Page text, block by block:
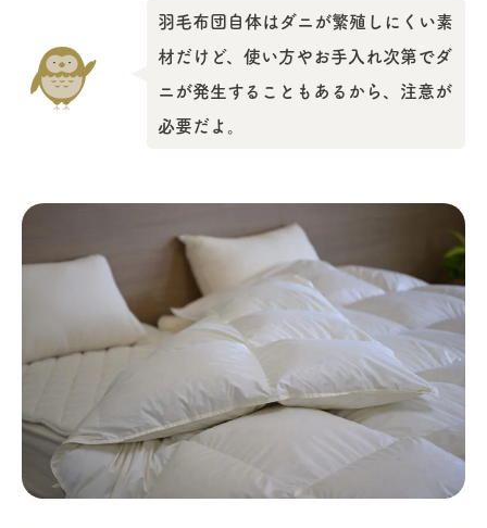
羽毛布団自体はダニが繁殖しにくい素
材だけど、使い方やお手入れ次第でダ
ニが発生することもあるから、注意が
必要だよ。